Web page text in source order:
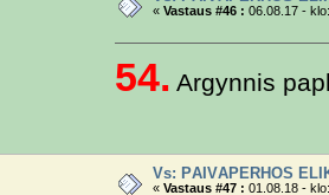
«Vastaus #46 : 06.08.17 -
54. Argynnis
Vs: PÄIVÄPERHOS
«Vastaus #47 : 01.08.18 -